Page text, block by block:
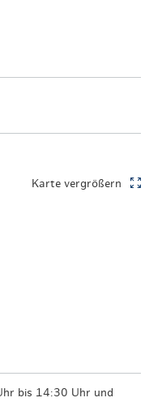
Karte vergrößern
bis 14:30 Uhr und